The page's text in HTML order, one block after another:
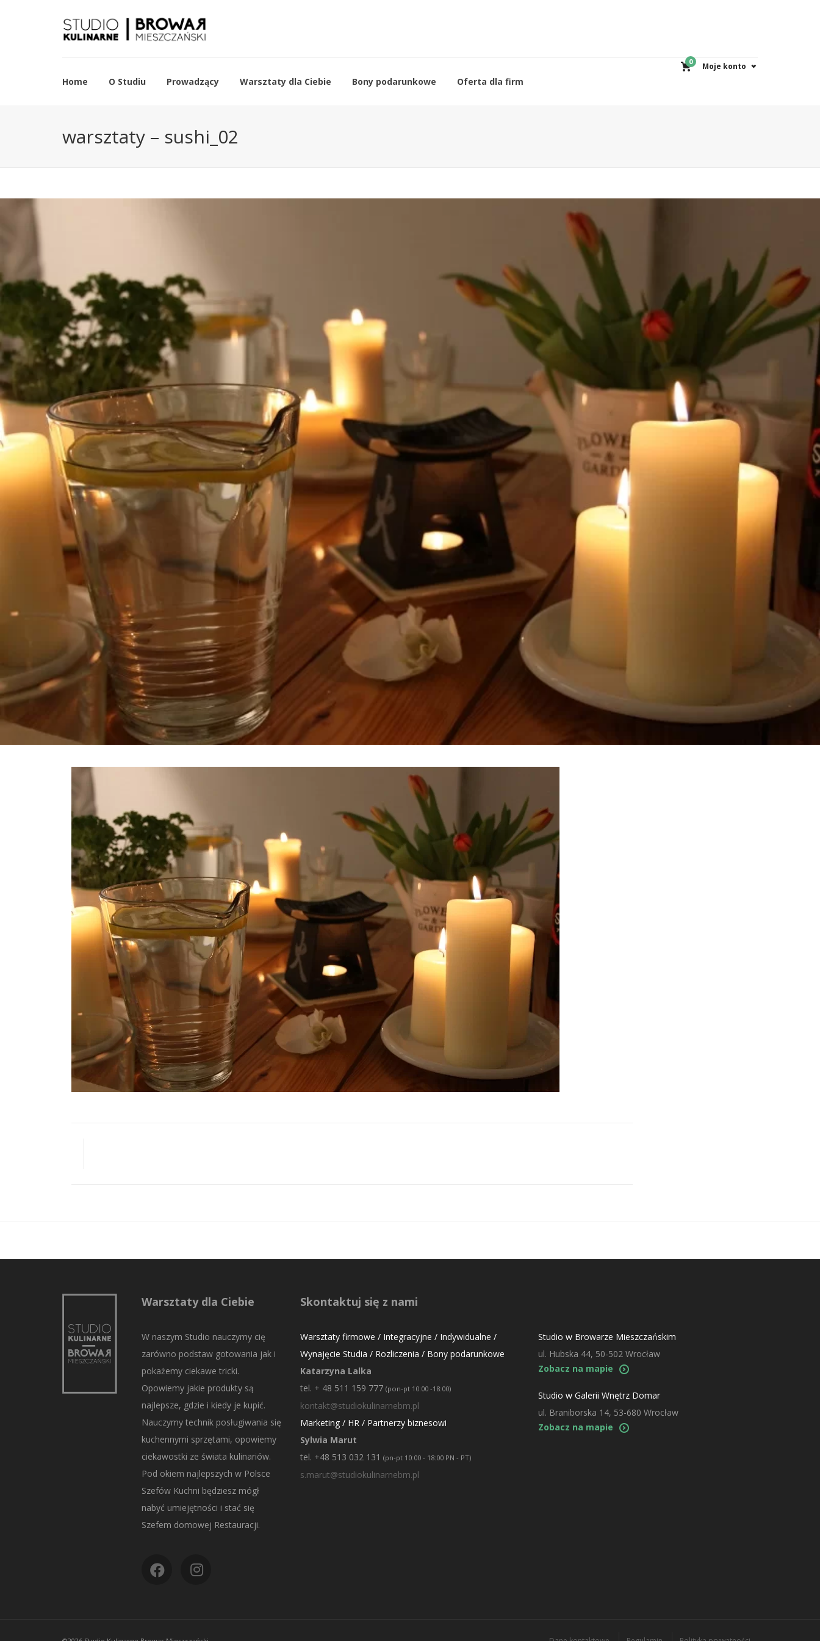
0 Moje konto
Home O Studiu Prowadzący Warsztaty dla Ciebie Bony podarunkowe Oferta dla firm
warsztaty – sushi_02
Warsztaty dla Ciebie
W naszym Studio nauczymy cię
zarówno podstaw gotowania jak i
pokażemy ciekawe tricki.
Opowiemy jakie produkty są
najlepsze, gdzie i kiedy je kupić.
Nauczymy technik posługiwania się
kuchennymi sprzętami, opowiemy
ciekawostki ze świata kulinariów.
Pod okiem najlepszych w Polsce
Szefów Kuchni będziesz mógł
nabyć umiejętności i stać się
Szefem domowej Restauracji.
Skontaktuj się z nami
Warsztaty firmowe / Integracyjne / Indywidualne /
Wynajęcie Studia / Rozliczenia / Bony podarunkowe
Katarzyna Lalka
tel. + 48 511 159 777 (pon-pt 10:00 -18:00)
kontakt@studiokulinarnebm.pl
Marketing / HR / Partnerzy biznesowi
Sylwia Marut
tel. +48 513 032 131 (pn-pt 10:00 - 18:00 PN - PT)
s.marut@studiokulinarnebm.pl
Studio w Browarze Mieszczańskim
ul. Hubska 44, 50-502 Wrocław
Zobacz na mapie
Studio w Galerii Wnętrz Domar
ul. Braniborska 14, 53-680 Wrocław
Zobacz na mapie